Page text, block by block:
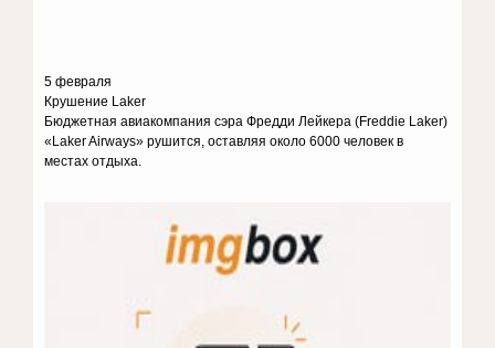
5 февраля
Крушение Laker
Бюджетная авиакомпания сэра Фредди Лейкера (Freddie Laker)
«Laker Airways» рушится, оставляя около 6000 человек в
местах отдыха.